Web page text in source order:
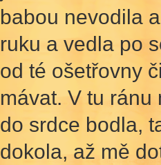
babou nevodila
ruku a vedla po
od té ošetřovny
mávat. V tu
do srdce bodla,
dokola, až mě